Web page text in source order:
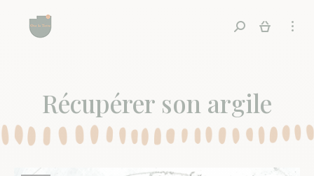
Recherche
Récupérer son argile